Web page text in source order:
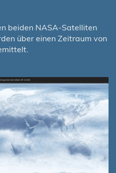
beiden NASA-Satelliten
über einen Zeitraum von